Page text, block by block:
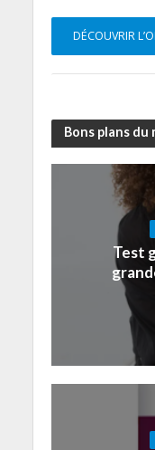
DÉCOUVRIR
Bons plans du
Test